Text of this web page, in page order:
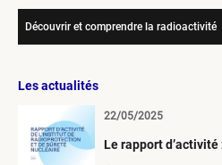
Découvrir et comprendre la radioactivité
Les actualités
Le rapport d’activité
22/05/2025